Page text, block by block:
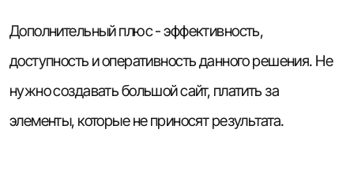
Дополнительный плюс - эффективность,
доступность и оперативность данного решения. Не
нужно создавать большой сайт, платить за
элементы, которые не приносят результата.